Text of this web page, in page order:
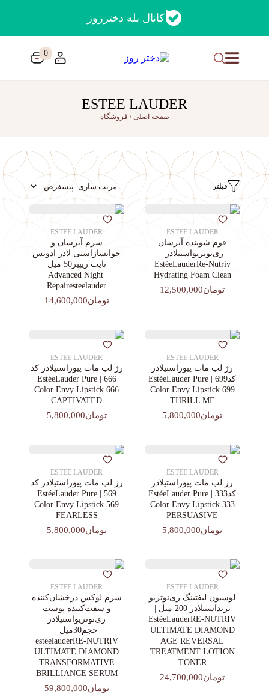
کانال بله دخترروز
0
ESTEE LAUDER
صفحه اصلی/ فروشگاه
فیلتر
ESTEE LAUDER
فوم شوینده آبرسان
ری‌نوتریواستیلادر |
EstéeLauderRe-Nutriv
Hydrating Foam Clean
تومان12,500,000
ESTEE LAUDER
سرم آبرسان و
جوانسازاستی لادر ادونس
نایت ریپیر50 میل
|Advanced Night
Repairesteelauder
تومان14,600,000
ESTEE LAUDER
رژ لب مات پیوراستیلادر
کد699 | EstéeLauder Pure
Color Envy Lipstick 699
THRILL ME
تومان5,800,000
ESTEE LAUDER
رژ لب مات پیوراستیلادر کد
666 | EstéeLauder Pure
Color Envy Lipstick 666
CAPTIVATED
تومان5,800,000
ESTEE LAUDER
رژ لب مات پیوراستیلادر
کد333 | EstéeLauder Pure
Color Envy Lipstick 333
PERSUASIVE
تومان5,800,000
ESTEE LAUDER
رژ لب مات پیوراستیلادر کد
569 | EstéeLauder Pure
Color Envy Lipstick 569
FEARLESS
تومان5,800,000
ESTEE LAUDER
لوسیون لیفتینگ ری‌نوتریو
برنداستیلادر 200 میل |
EstéeLauderRE-NUTRIV
ULTIMATE DIAMOND
AGE REVERSAL
TREATMENT LOTION
TONER
تومان24,700,000
ESTEE LAUDER
سرم لوکس درخشان‌کننده
و سفت‌کننده پوست
ری‌نوتریواستیلادر
حجم30میل |
esteelauderRE-NUTRIV
ULTIMATE DIAMOND
TRANSFORMATIVE
BRILLIANCE SERUM
تومان59,800,000